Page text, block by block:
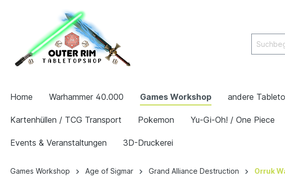
Home Warhammer 40.000 Games Workshop andere
Kartenhüllen / TCG Transport Pokemon Yu-Gi-Oh! / One Piece
Events & Veranstaltungen 3D-Druckerei
Games Workshop Age of Sigmar Grand Alliance Destruction Orruk